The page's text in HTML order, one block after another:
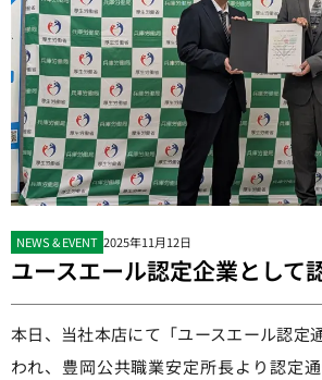
NEWS & EVENT 2025年11月12日
ユースエール認定企業として
本日、当社本店にて「ユースエール認定
われ、豊岡公共職業安定所長より認定